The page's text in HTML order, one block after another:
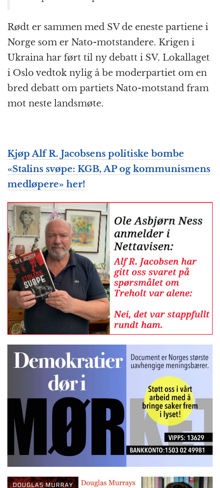
Rødt er sammen med SV de eneste partiene i
Norge som er Nato-motstandere. Krigen i
Ukraina har ført til ny debatt i SV. Lokallaget
i Oslo vedtok nylig å be moderpartiet om en
bred debatt om partiets Nato-motstand fram
mot neste landsmøte.
Kjøp Alf R. Jacobsens politiske bombe
«Stalins svøpe: KGB, AP og kommunismens
medløpere» her!